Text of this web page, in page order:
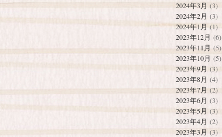
2024年3月 (3)
2024年2月 (3)
2024年1月(1)
2023年12月 (6)
2023年11月 (5)
2023年10月 (5)
2023年9月 (3)
2023年8月 (4)
2023年7月(2)
2023年6月 (3)
2023年5月 (3)
2023年4月 (2)
2023年3月 (3)